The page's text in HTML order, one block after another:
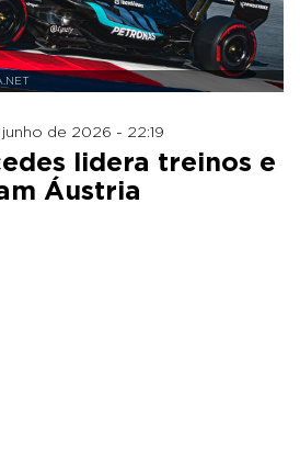
de 2026 - 22:19
lidera treinos e
Áustria